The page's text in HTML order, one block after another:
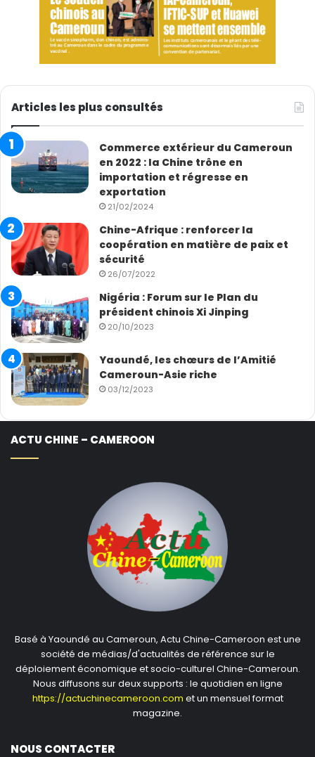
Articles les plus consultés
Commerce extérieur du Cameroun
en 2022 : la Chine trône en
importation et régresse en
exportation
21/02/2024
Chine-Afrique : renforcer la
coopération en matière de paix et
sécurité
26/07/2022
Nigéria : Forum sur le Plan du
président chinois Xi Jinping
20/10/2023
Yaoundé, les chœurs de l’Amitié
Cameroun-Asie riche
03/12/2023
ACTU CHINE – CAMEROON
Basé à Yaoundé au Cameroun, Actu Chine-Cameroon est une
société de médias/d'actualités de référence sur le
déploiement économique et socio-culturel Chine-Cameroun.
Nous diffusons sur deux supports : le quotidien en ligne
https://actuchinecameroon.com et un mensuel format
magazine.
NOUS CONTACTER